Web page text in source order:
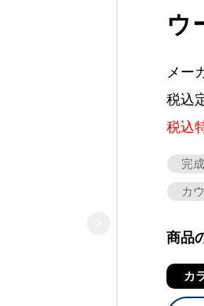
ウ
メー
税込
税込
完
カ
商品
カ